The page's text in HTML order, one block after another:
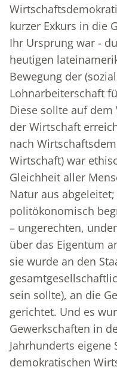
kurzer Exkurs in die
Ihr Ursprung war -
heutigen
Bewegung der
Lohnarbeiterschaft
Diese sollte auf
der Wirtschaft
nach
Wirtschaft) war
Gleichheit aller
Natur aus
politökonomisch
– ungerechten,
über das Eigentum
sie wurde an den
sein sollte), an die
gerichtet. Und es
Gewerkschaften in
Jahrhunderts eigene
demokratischen